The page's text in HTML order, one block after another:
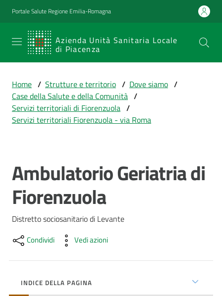
Vai al contenuto
Vai alla navigazione
Vai al footer
Portale Salute Regione Emilia-Romagna
Azienda Unità Sanitaria Locale
di Piacenza
SERVIZIO
SANITARIO
Emilia-
Romagna
Azienda Unità
Sanitaria Locale
Prestazioni
e
percorsi
di
cura
per...
Home / Strutture e territorio / Dove siamo /
Case della Salute e della Comunità /
Servizi territoriali di Fiorenzuola /
Servizi territoriali Fiorenzuola - via Roma
Salta al contenuto
Ambulatorio Geriatria di
Fiorenzuola
Distretto sociosanitario di Levante
Condividi Vedi azioni
INDICE DELLA PAGINA